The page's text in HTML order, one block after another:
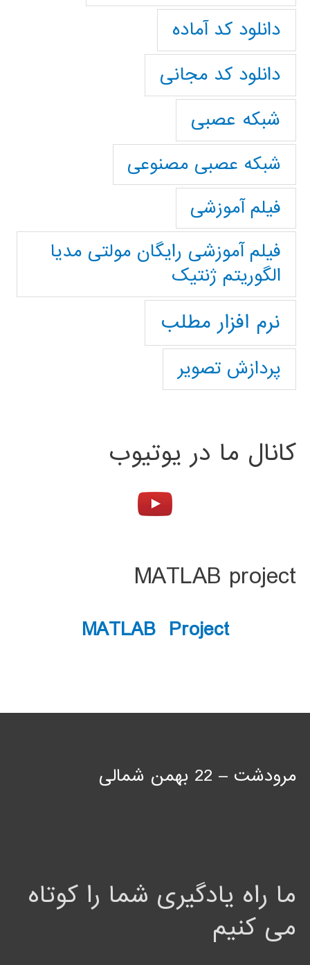
دانلود کد آماده
دانلود کد مجانی
شبکه عصبی
شبکه عصبی مصنوعی
فیلم آموزشی
فیلم آموزشی رایگان مولتی مدیا
الگوریتم ژنتیک
نرم افزار مطلب
پردازش تصویر
کانال ما در یوتیوب
MATLAB project
MATLAB Project
مرودشت – 22 بهمن شمالی
ما راه یادگیری شما را کوتاه
می کنیم